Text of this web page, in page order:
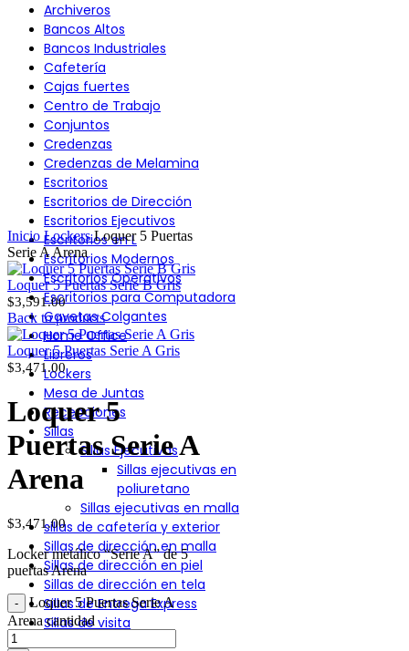
Archiveros
Bancos Altos
Bancos Industriales
Cafetería
Cajas fuertes
Centro de Trabajo
Conjuntos
Credenzas
Credenzas de Melamina
Escritorios
Escritorios de Dirección
Escritorios Ejecutivos
Escritorios en L
Escritorios Modernos
Escritorios Operativos
Escritorios para Computadora
Gavetas Colgantes
Home Office
Libreros
Lockers
Mesa de Juntas
Recepciones
Sillas
Sillas Ejecutivas
Sillas ejecutivas en
poliuretano
Sillas ejecutivas en malla
sillas de cafetería y exterior
Sillas de dirección en malla
Sillas de dirección en piel
Sillas de dirección en tela
Sillas de Entrega Express
Sillas de visita
Click to enlarge
Inicio LockersLoquer 5 Puertas
Serie A Arena
Loquer 5 Puertas Serie B Gris
$3,591.00
Back to products
Loquer 5 Puertas Serie A Gris
$3,471.00
Loquer 5
Puertas Serie A
Arena
$3,471.00
Locker metálico “Serie A” de 5
puertas Arena
Loquer 5 Puertas Serie A
Arena cantidad